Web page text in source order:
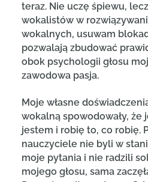
teraz. Nie uczę śpiewu,
wokalistów w
wokalnych, usuwam
pozwalają zbudować
obok psychologii głosu
zawodowa pasja.
Moje własne
wokalną spowodowały, że
jestem i robię to, co robię.
nauczyciele nie byli w
moje pytania i nie radzili
mojego głosu, sama